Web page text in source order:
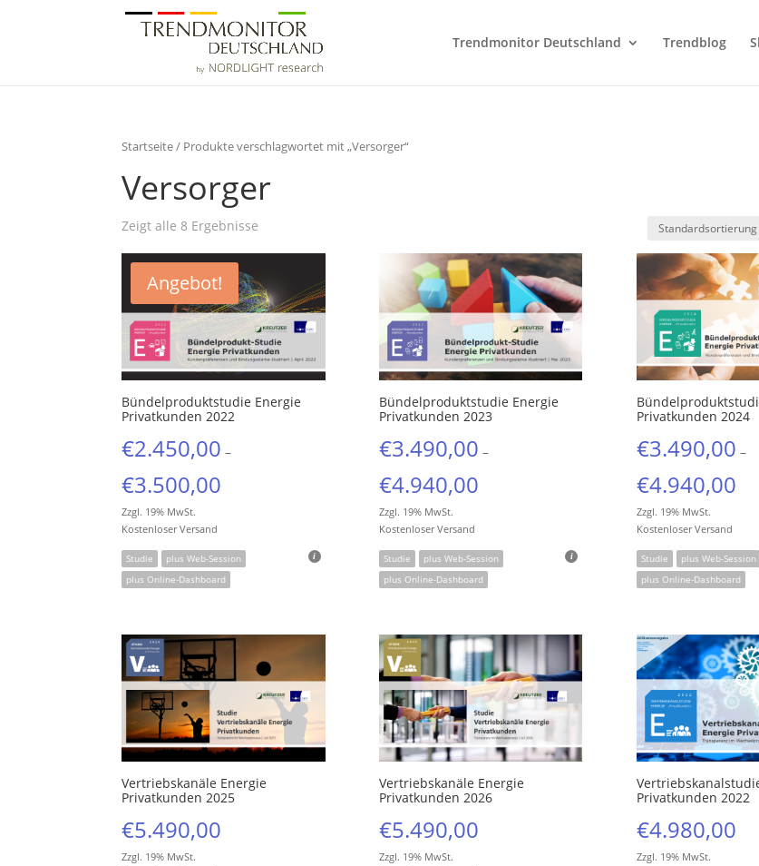
Trendmonitor Deutschland Trendblog
Startseite/ Produkte verschlagwortet mit „Versorger“
Versorger
Zeigt alle 8 Ergebnisse
Angebot!
Bündelproduktstudie Energie
Privatkunden 2022
€2.450,00 –
€3.500,00
Zzgl. 19% MwSt.
Kostenloser Versand
Studie
plus Web-Session
plus Online-Dashboard
Bündelproduktstudie Energie
Privatkunden 2023
€3.490,00 –
€4.940,00
Zzgl. 19% MwSt.
Kostenloser Versand
Studie
plus Web-Session
plus Online-Dashboard
Privatkunden 2024
€3.490,00 –
€4.940,00
Zzgl. 19% MwSt.
Kostenloser Versand
Studie
plus Web-Session
plus Online-Dashboard
Vertriebskanäle Energie
Privatkunden 2025
€5.490,00
Zzgl. 19% MwSt.
Vertriebskanäle Energie
Privatkunden 2026
€5.490,00
Zzgl. 19% MwSt.
Privatkunden 2022
€4.980,00
Zzgl. 19% MwSt.